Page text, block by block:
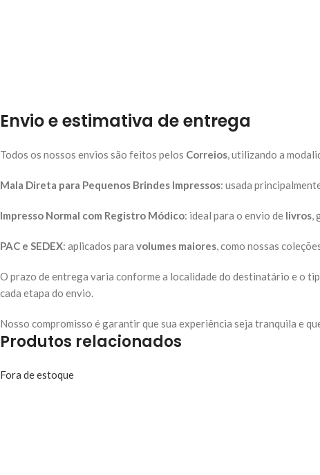
Envio e estimativa de entrega
Todos os nossos envios são feitos pelos Correios, utilizando a
Mala Direta para Pequenos Brindes Impressos: usada
Impresso Normal com Registro Módico: ideal para o envio de livros,
PAC e SEDEX: aplicados para volumes maiores, como nossas
O prazo de entrega varia conforme a localidade do destinatário e o
cada etapa do envio.
Nosso compromisso é garantir que sua experiência seja tranquila e
Produtos relacionados
Fora de estoque